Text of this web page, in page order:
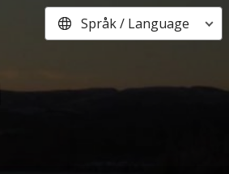
Språk / Language